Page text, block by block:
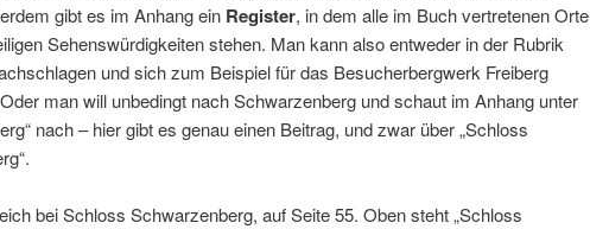
gibt es im Anhang ein Register, in dem alle im Buch vertre­tenen Orte
Sehenswürdigkeiten stehen. Man kann also entweder in der Rubrik
und sich zum Beispiel für das Besucherbergwerk Freiberg
man will unbe­dingt nach Schwarzenberg und schaut im Anhang unter
nach – hier gibt es genau einen Beitrag, und zwar über „Schloss
bei Schloss Schwarzenberg, auf Seite 55. Oben steht „Schloss